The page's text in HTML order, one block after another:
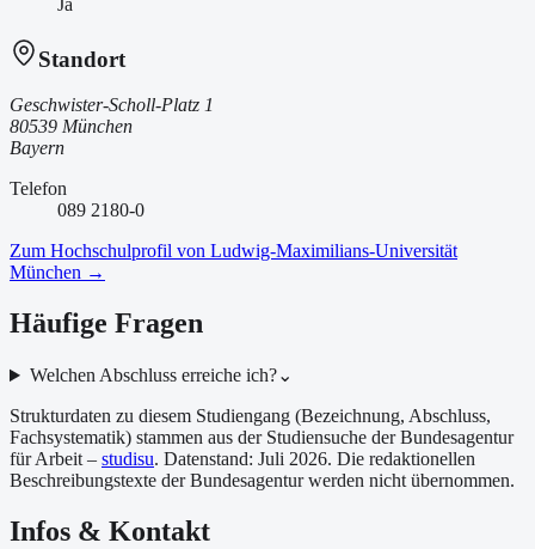
Standort
Geschwister-Scholl-Platz 1
80539 München
Bayern
Telefon
089 2180-0
Zum Hochschulprofil von Ludwig-Maximilians-Universität
München →
Häufige Fragen
Welchen Abschluss erreiche ich?⌄
Strukturdaten zu diesem Studiengang (Bezeichnung, Abschluss,
Fachsystematik) stammen aus der Studiensuche der Bundesagentur
für Arbeit – studisu. Datenstand: Juli 2026. Die redaktionellen
Beschreibungstexte der Bundesagentur werden nicht übernommen.
Infos & Kontakt